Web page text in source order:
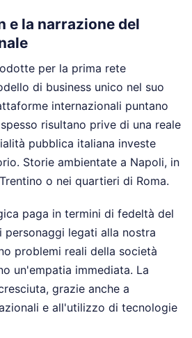
e la narrazione del
per la prima rete
di business unico nel suo
internazionali puntano
risultano prive di una reale
pubblica italiana investe
Storie ambientate a Napoli, in
o nei quartieri di Roma.
paga in termini di fedeltà del
personaggi legati alla nostra
problemi reali della società
un'empatia immediata. La
grazie anche a
e all'utilizzo di tecnologie